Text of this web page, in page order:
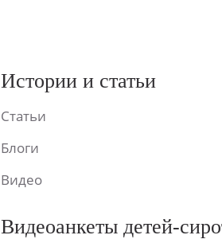
Истории и статьи
Статьи
Блоги
Видео
Видеоанкеты детей-